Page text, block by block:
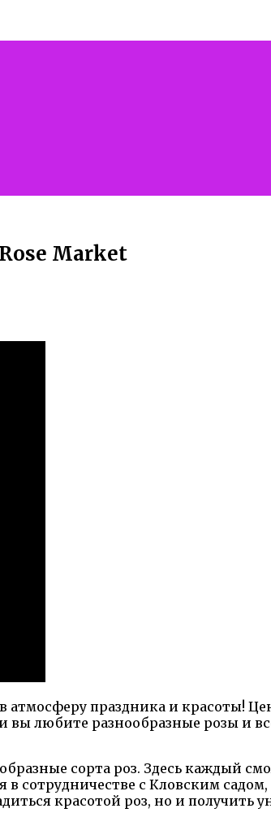
Market
атмосферу праздника и красоты!
вы любите разнообразные розы и
сорта роз. Здесь каждый
сотрудничестве с Кловским
красотой роз, но и получить